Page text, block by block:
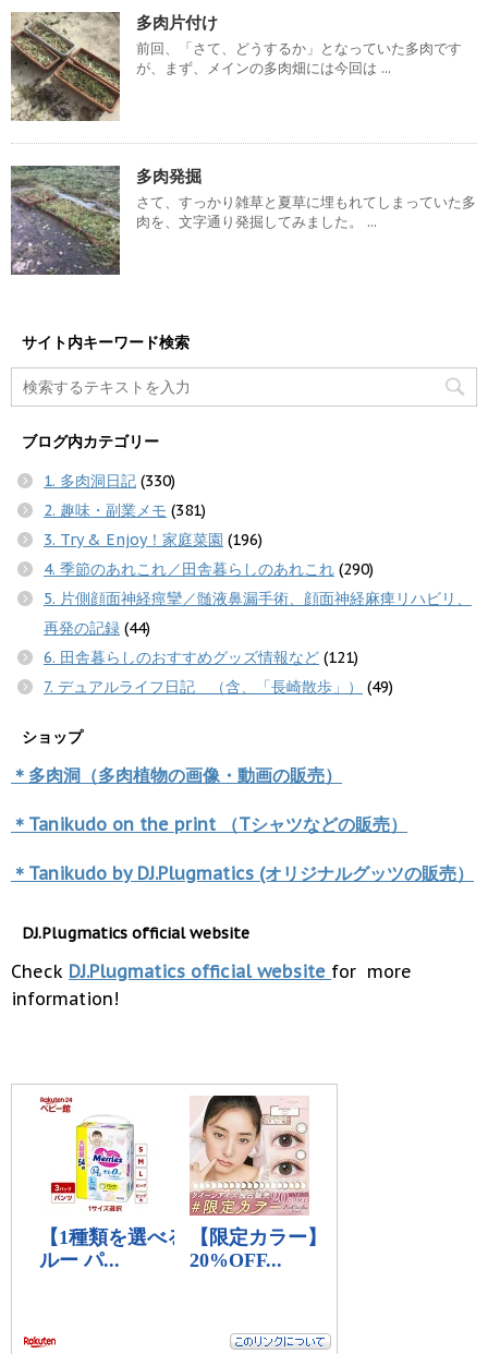
多肉片付け
前回、「さて、どうするか」となっていた多肉です
が、まず、メインの多肉畑には今回は ...
多肉発掘
さて、すっかり雑草と夏草に埋もれてしまっていた多
肉を、文字通り発掘してみました。 ...
サイト内キーワード検索
ブログ内カテゴリー
1. 多肉洞日記 (330)
2. 趣味・副業メモ (381)
3. Try & Enjoy！家庭菜園 (196)
4. 季節のあれこれ／田舎暮らしのあれこれ (290)
5. 片側顔面神経痙攣／髄液鼻漏手術、顔面神経麻痺リハビリ、
再発の記録 (44)
6. 田舎暮らしのおすすめグッズ情報など (121)
7. デュアルライフ日記 （含、「長崎散歩」）
(49)
ショップ
＊多肉洞（多肉植物の画像・動画の販売）
＊Tanikudo on the print （Tシャツなどの販売）
＊Tanikudo by DJ.Plugmatics (オリジナルグッツの販売）
DJ.Plugmatics official website
Check DJ.Plugmatics official website for more
information!